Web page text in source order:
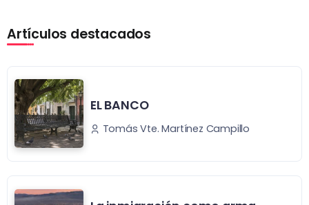
Artículos destacados
EL BANCO
Tomás Vte. Martínez Campillo